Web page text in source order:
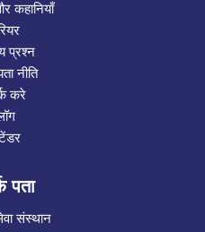
कहानियाँ
प्रश्न
नीति
करे
पता
संस्थान